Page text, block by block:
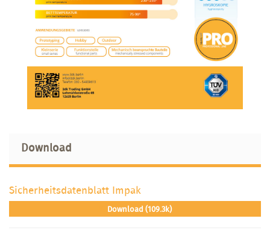
Download
Sicherheitsdatenblatt Impak
Download (109.3k)